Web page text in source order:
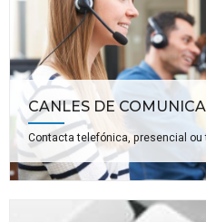
CANLES DE
Contacta telefónica, presencial